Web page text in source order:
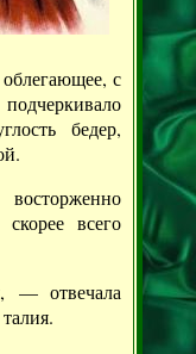
с
бедер,
всего
— отвечала